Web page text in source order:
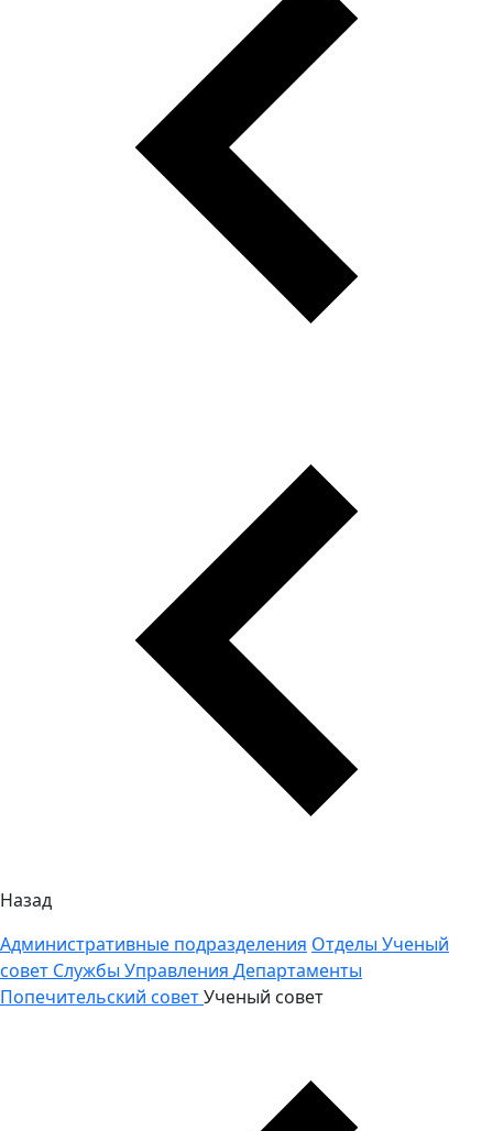
Назад
Административные подразделения Отделы Ученый
совет Службы Управления Департаменты
Попечительский советУченый совет